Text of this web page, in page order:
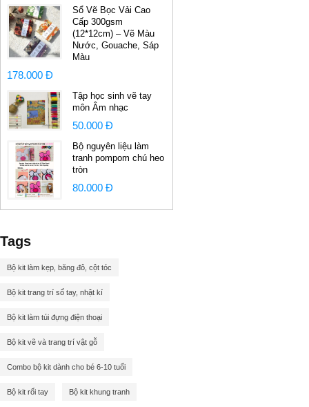
Sổ Vẽ Bọc Vải Cao
Cấp 300gsm
(12*12cm) – Vẽ Màu
Nước, Gouache, Sáp
Màu
178.000 Đ
Tập học sinh vẽ tay
môn Âm nhạc
50.000 Đ
Bộ nguyên liệu làm
tranh pompom chú heo
tròn
80.000 Đ
Tags
Bộ kit làm kẹp, băng đô, cột tóc
Bộ kit trang trí sổ tay, nhật kí
Bộ kit làm túi đựng điện thoại
Bộ kit vẽ và trang trí vật gỗ
Combo bộ kit dành cho bé 6-10 tuổi
Bộ kit rối tay Bộ kit khung tranh